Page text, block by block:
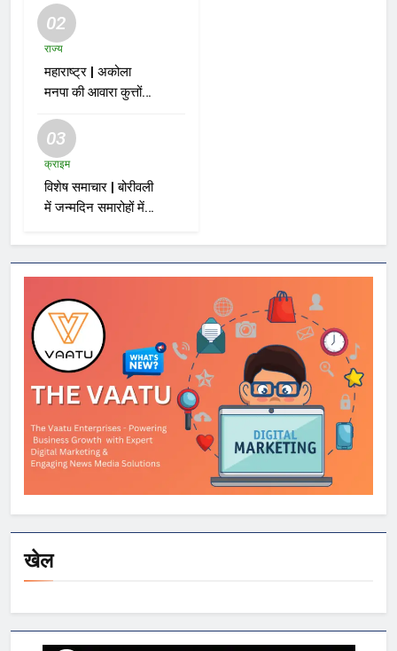
02
राज्य
महाराष्ट्र | अकोला
मनपा की आवारा कुत्तों
नगरसेवक फझलू
पहलवान ने उठाए सवाल
03
क्राइम
विशेष समाचार | बोरीवली
में जन्मदिन समारोहों में
पर इनोवा खड़ी, केक
काटा, एयरगन से
खेल